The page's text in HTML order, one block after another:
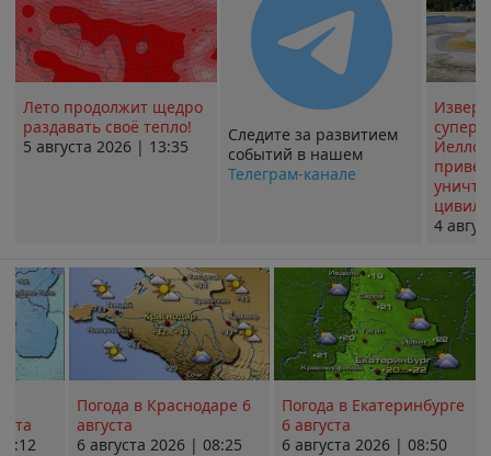
Лето продолжит щедро
раздавать своё тепло!
5 августа 2026 | 13:35
Следите за развитием
событий в нашем
Телеграм-канале
4
Погода в Краснодаре 6
августа
6 августа 2026 | 08:25
Погода в Екатеринбурге
6 августа
6 августа 2026 | 08:50